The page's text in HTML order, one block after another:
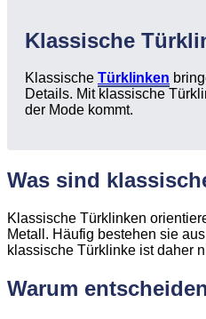
Klassische
Klassische Türklinken
Details. Mit klassische
der Mode kommt.
Was sind
Klassische Türklinken
Metall. Häufig bestehen sie
klassische Türklinke ist daher
Warum